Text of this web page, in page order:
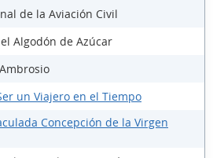
de la Aviación Civil
Algodón de Azúcar
un Viajero en el Tiempo
Concepción de la Virgen